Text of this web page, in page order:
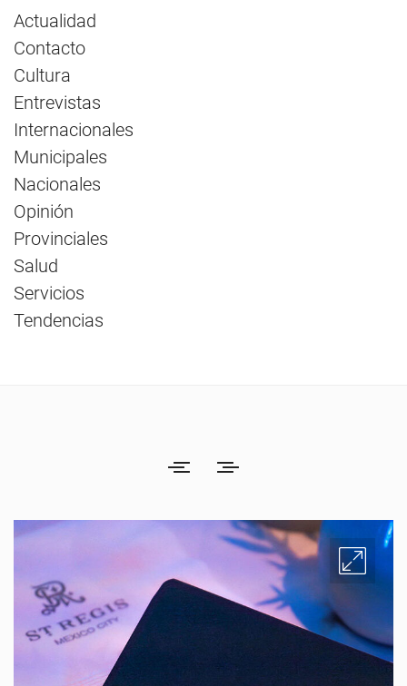
Actualidad
Contacto
Cultura
Entrevistas
Internacionales
Municipales
Nacionales
Opinión
Provinciales
Salud
Servicios
Tendencias